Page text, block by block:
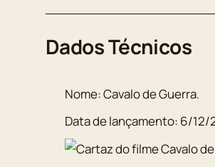
Dados Técnicos
Nome:Cavalo de Guerra.
Data de lançamento: 6/12/